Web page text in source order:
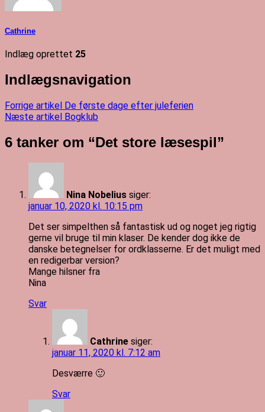
Cathrine
Indlæg oprettet 25
Indlægsnavigation
Forrige artikel De første dage efter juleferien
Næste artikel Bogklub
6 tanker om “Det store læsespil”
Nina Nobelius siger:
januar 10, 2020 kl. 10:15 pm
Det ser simpelthen så fantastisk ud og noget jeg rigtig
gerne vil bruge til min klaser. De kender dog ikke de
danske betegnelser for ordklasserne. Er det muligt med
en redigerbar version?
Mange hilsner fra
Nina
Svar
Cathrine siger:
januar 11, 2020 kl. 7:12 am
Desværre 🙂
Svar